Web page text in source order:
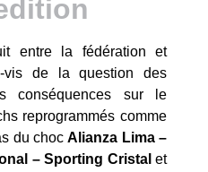
entre la fédération et
vis de la question des
conséquences sur le
reprogrammés comme
du chocAlianza Lima –
– Sporting Cristal et